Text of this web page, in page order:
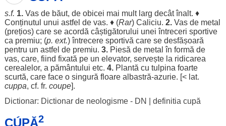
s.f. 1. Vasde băut, de obicei mai mult larg decât înalt. ♦
Conținutul unui astfel de vas. ♦ (Rar) Caliciu. 2. Vasde metal
(prețios) care se acordă câștigătorului unei întreceri sportive
ca premiu; (p. ext.) întrecere sportivă care se desfășoară
pentru un astfel de premiu. 3. Piesă de metal în formă de
vas, care, fiind fixată pe un elevator, serveștela ridicarea
cerealelor, a pământului etc. 4. Plantă cu tulpina foarte
scurtă, care face o singură floare albastră-azurie. [< lat.
cuppa, cf. fr. coupe].
Dictionar: Dictionar de neologisme - DN
definitia cupă
CÚPĂ2